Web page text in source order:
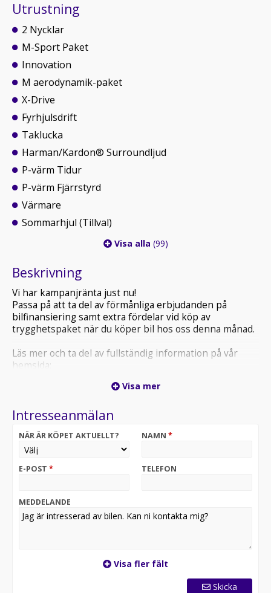
Utrustning
2 Nycklar
M-Sport Paket
Innovation
M aerodynamik-paket
X-Drive
Fyrhjulsdrift
Taklucka
Harman/Kardon® Surroundljud
P-värm Tidur
P-värm Fjärrstyrd
Värmare
Sommarhjul (Tillval)
Visa alla (99)
Beskrivning
Vi har kampanjränta just nu!
Passa på att ta del av förmånliga erbjudanden på
bilfinansiering samt extra fördelar vid köp av
trygghetspaket när du köper bil hos oss denna månad.
Läs mer och ta del av fullständig information på vår
hemsida:
Hos oss kan du alltid boka en provkörning och få hjälp
Med Sveriges nöjdaste bilkunder enligt Google och
Trustpilot erbjuder vi ett brett sortiment av
upplev skillnaden själv!
Därför ska du välja DAAL BIL:
* Över 2 400 omdömen på Google
* Alla bilar är noggrant testade och genomgångna
Visa mer
Intresseanmälan
NÄR ÄR KÖPET AKTUELLT? NAMN *
E-POST * TELEFON
MEDDELANDE
Visa fler fält
Skicka